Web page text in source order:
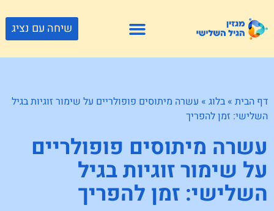
שיחה עם נציג
דף הבית » בלוג » עשרה מיתוסים פופולריים על שימור זוגיות בגיל
השלישי: זמן להפריך
עשרה מיתוסים פופולריים
על שימור זוגיות בגיל
השלישי: זמן להפריך